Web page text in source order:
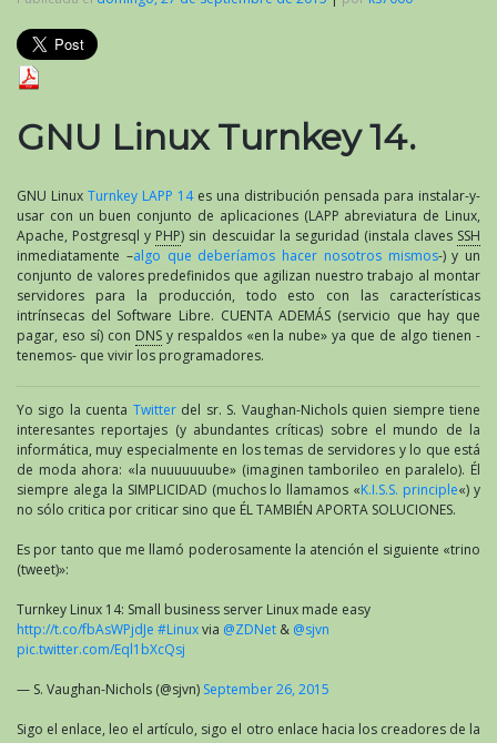
GNU Linux Turnkey 14.
GNU Linux Turnkey LAPP 14es una distribución pensada para instalar-y-
usar con un buen conjunto de aplicaciones (LAPP abreviatura de Linux,
Apache, Postgresql y PHP) sin descuidar la seguridad (instala claves SSH
inmediatamente –algo que deberíamos hacer nosotros mismos-) y un
conjunto de valores predefinidos que agilizan nuestro trabajo al montar
servidores para la producción, todo esto con las características
intrínsecas del Software Libre. CUENTA ADEMÁS (servicio que hay que
pagar, eso sí) con DNSy respaldos «en la nube» ya que de algo tienen -
tenemos- que vivir los programadores.
Yo sigo la cuenta Twitterdel sr. S. Vaughan-Nichols quien siempre tiene
interesantes reportajes (y abundantes críticas) sobre el mundo de la
informática, muy especialmente en los temas de servidores y lo que está
de moda ahora: «la nuuuuuuube» (imaginen tamborileo en paralelo). Él
siempre alega la SIMPLICIDAD (muchos lo llamamos «K.I.S.S. principle«) y
no sólo critica por criticar sino que ÉL TAMBIÉN APORTA SOLUCIONES.
Es por tanto que me llamó poderosamente la atención el siguiente «trino
(tweet)»:
Turnkey Linux 14: Small business server Linux made easy
http://t.co/fbAsWPjdJe #Linuxvia @ZDNet & @sjvn
pic.twitter.com/Eql1bXcQsj
— S. Vaughan-Nichols (@sjvn) September 26, 2015
Sigo el enlace, leo el artículo, sigo el otro enlace hacia los creadores de la